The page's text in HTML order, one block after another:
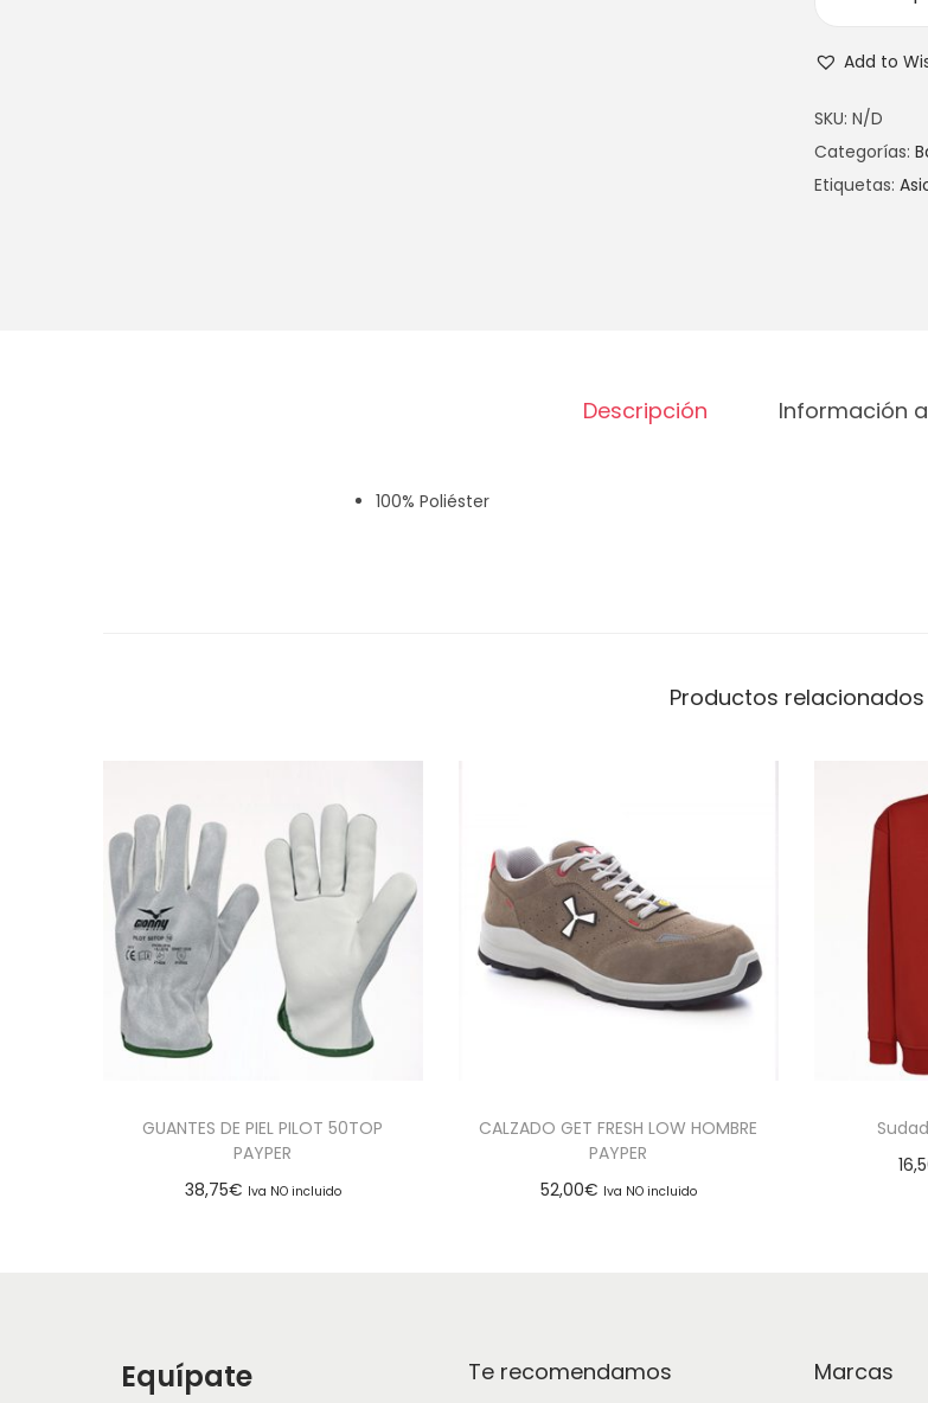
Add to
SKU: N/D
Categorías:
Etiquetas:
Descripción Información
100% Poliéster
Productos relacionados
GUANTES DE PIEL PILOT 50TOP
PAYPER
38,75€ Iva NO incluido
CALZADO GET FRESH LOW HOMBRE
PAYPER
52,00€ Iva NO incluido
Equípate Te recomendamos Marcas